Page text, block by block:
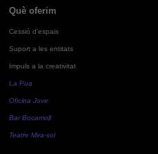
Què oferim
Cessió d'espais
Suport a les entitats
Impuls a la creativitat
La Pua
Oficina Jove
Bar Bocamoll
Teatre Mira-sol